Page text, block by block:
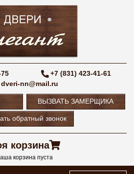
+7 (831) 423-41-61
dveri-nn@mail.ru
ВЫЗВАТЬ ЗАМЕРЩИКА
обратный звонок
корзина
корзина пуста